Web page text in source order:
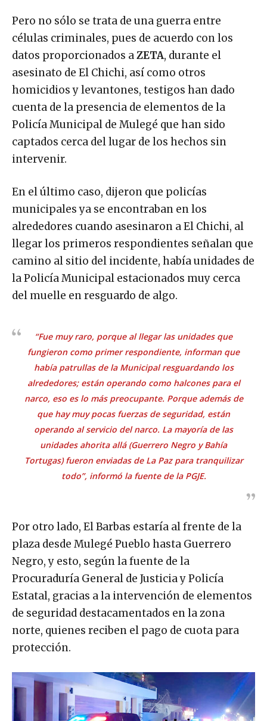
Pero no sólo se trata de una guerra entre
células criminales, pues de acuerdo con los
datos proporcionados aZETA, durante el
asesinato de El Chichi, así como otros
homicidios y levantones, testigos han dado
cuenta de la presencia de elementos de la
Policía Municipal de Mulegé que han sido
captados cerca del lugar de los hechos sin
intervenir.
En el último caso, dijeron que policías
municipales ya se encontraban en los
alrededores cuando asesinaron a El Chichi, al
llegar los primeros respondientes señalan que
camino al sitio del incidente, había unidades de
la Policía Municipal estacionados muy cerca
del muelle en resguardo de algo.
“Fue muy raro, porque al llegar las unidades que
fungieron como primer respondiente, informan que
había patrullas de la Municipal resguardando los
alrededores; están operando como halcones para el
narco, eso es lo más preocupante. Porque además de
que hay muy pocas fuerzas de seguridad, están
operando al servicio del narco. La mayoría de las
unidades ahorita allá (Guerrero Negro y Bahía
Tortugas) fueron enviadas de La Paz para tranquilizar
todo”, informó la fuente de la PGJE.
Por otro lado, El Barbas estaría al frente de la
plaza desde Mulegé Pueblo hasta Guerrero
Negro, y esto, según la fuente de la
Procuraduría General de Justicia y Policía
Estatal, gracias a la intervención de elementos
de seguridad destacamentados en la zona
norte, quienes reciben el pago de cuota para
protección.